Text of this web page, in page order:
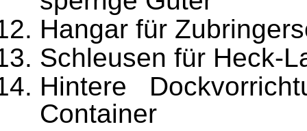
Hangar für
Schleusen für Heck-
Hintere
Container